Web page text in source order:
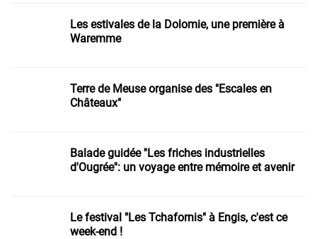
Les estivales de la Dolomie, une première à
Waremme
Terre de Meuse organise des "Escales en
Châteaux"
Balade guidée ''Les friches industrielles
d'Ougrée'': un voyage entre mémoire et avenir
Le festival "Les Tchafornis" à Engis, c'est ce
week-end !